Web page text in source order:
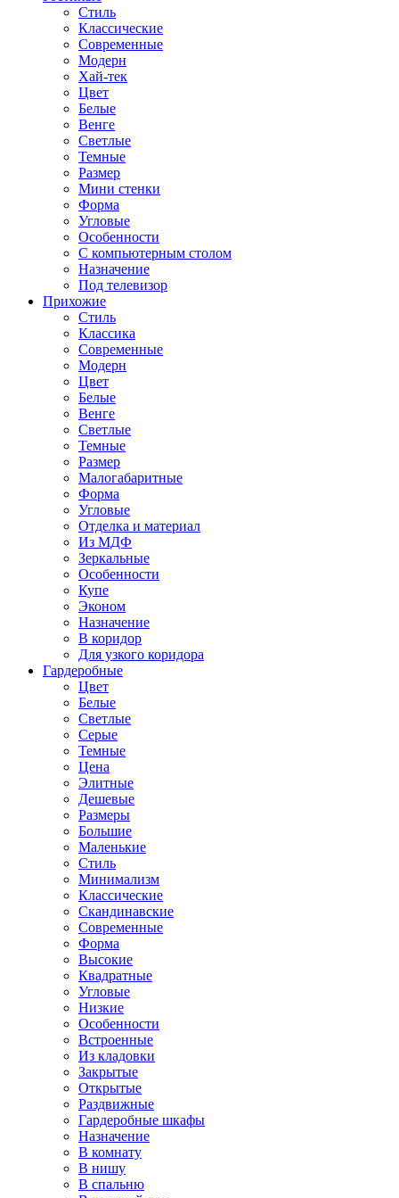
Стиль
Классические
Современные
Модерн
Хай-тек
Цвет
Белые
Венге
Светлые
Темные
Размер
Мини стенки
Форма
Угловые
Особенности
С компьютерным столом
Назначение
Под телевизор
Прихожие
Стиль
Классика
Современные
Модерн
Цвет
Белые
Венге
Светлые
Темные
Размер
Малогабаритные
Форма
Угловые
Отделка и материал
Из МДФ
Зеркальные
Особенности
Купе
Эконом
Назначение
В коридор
Для узкого коридора
Гардеробные
Цвет
Белые
Светлые
Серые
Темные
Цена
Элитные
Дешевые
Размеры
Большие
Маленькие
Стиль
Минимализм
Классические
Скандинавские
Современные
Форма
Высокие
Квадратные
Угловые
Низкие
Особенности
Встроенные
Из кладовки
Закрытые
Открытые
Раздвижные
Гардеробные шкафы
Назначение
В комнату
В нишу
В спальню